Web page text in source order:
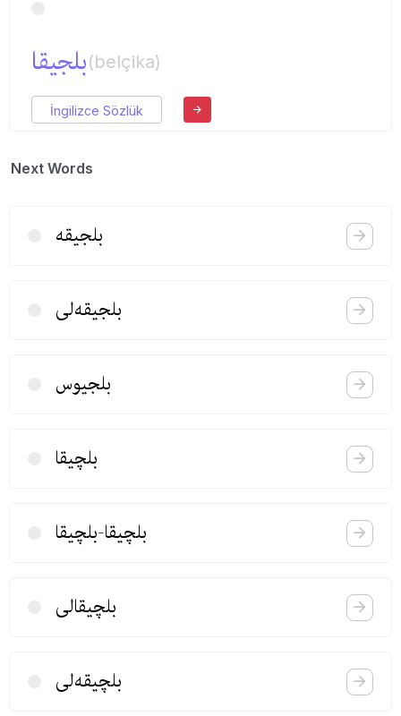
بلجیقا(belçika)
İngilizce Sözlük
Next Words
بلجیقه
بلجیقه‌لی
بلجیوس
بلچیقا
بلچیقا-بلچیقا
بلچیقالی
بلچیقه‌لی